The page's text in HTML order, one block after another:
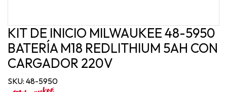
KIT DE INICIO MILWAUKEE 48-5950
BATERÍA M18 REDLITHIUM 5AH CON
CARGADOR 220V
SKU: 48-5950